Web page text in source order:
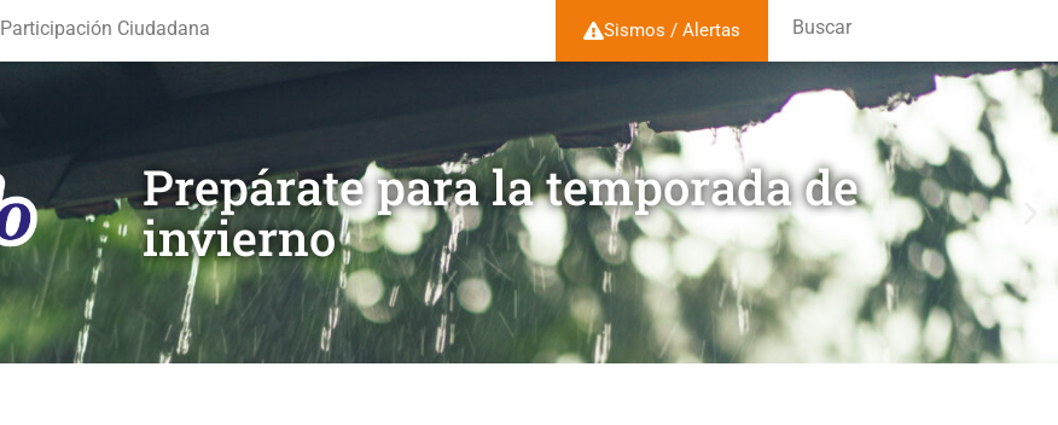
Participación Ciudadana Sismos / Alertas Buscar
Prepárate para la temporada de
invierno